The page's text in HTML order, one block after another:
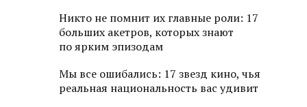
Никто не помнит их главные роли: 17
больших акетров, которых знают
по ярким эпизодам
Мы все ошибались: 17 звезд кино, чья
реальная национальность вас удивит